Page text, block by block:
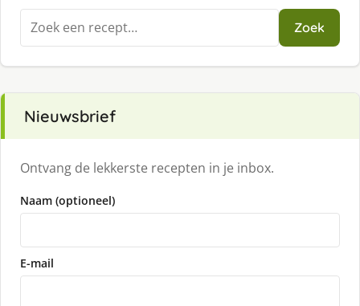
Zoeken
naar:
Zoek
Nieuwsbrief
Ontvang de lekkerste recepten in je inbox.
Naam (optioneel)
E-mail